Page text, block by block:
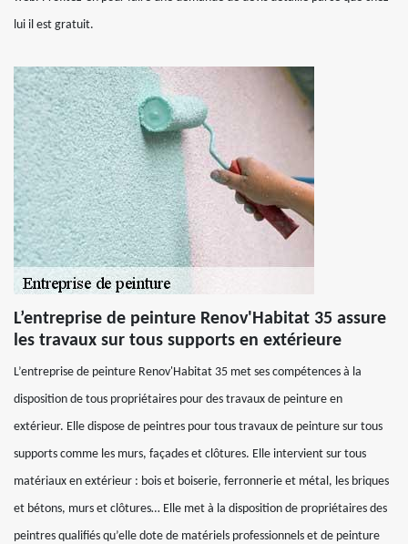
lui il est gratuit.
L’entreprise de peinture Renov'Habitat 35 assure
les travaux sur tous supports en extérieure
L’entreprise de peinture Renov'Habitat 35 met ses compétences à la
disposition de tous propriétaires pour des travaux de peinture en
extérieur. Elle dispose de peintres pour tous travaux de peinture sur tous
supports comme les murs, façades et clôtures. Elle intervient sur tous
matériaux en extérieur : bois et boiserie, ferronnerie et métal, les briques
et bétons, murs et clôtures… Elle met à la disposition de propriétaires des
peintres qualifiés qu’elle dote de matériels professionnels et de peinture